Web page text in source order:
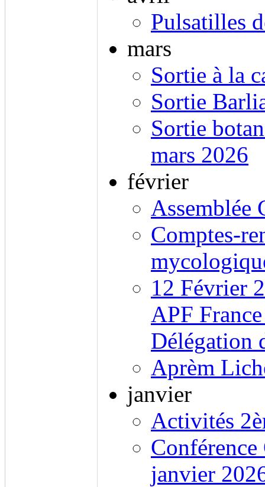
Pulsatilles
mars
Sortie à la
Sortie
Sortie
mars 2026
février
Assemblée
Comptes-
12 Février
APF
Délégation
Aprèm
janvier
Activités
Conférence
janvier